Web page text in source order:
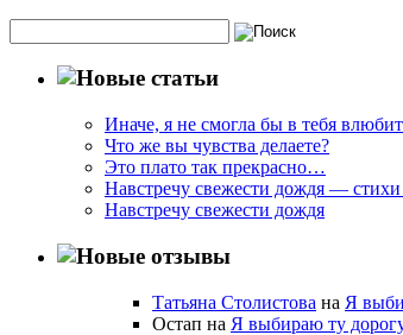
Иначе, я не смогла бы в тебя
Что же вы чувства делаете?
Это плато так прекрасно…
Навстречу свежести дождя —
Навстречу свежести дождя
Татьяна Столистова на Я
Остап на Я выбираю ту